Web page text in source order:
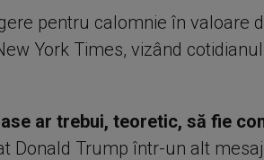
pentru calomnie în valoare
York Times, vizând
ar trebui, teoretic, să fie
Donald Trump într-un alt